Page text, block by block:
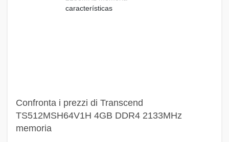
Confronta i prezzi di Transcend
TS512MSH64V1H 4GB DDR4 2133MHz
memoria